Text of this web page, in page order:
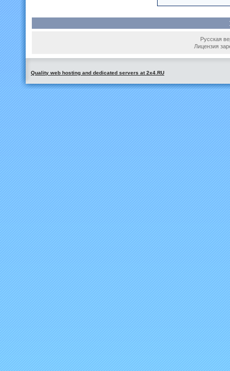
Русская
Лицензия
Quality web hosting and dedicated servers at 2x4.RU